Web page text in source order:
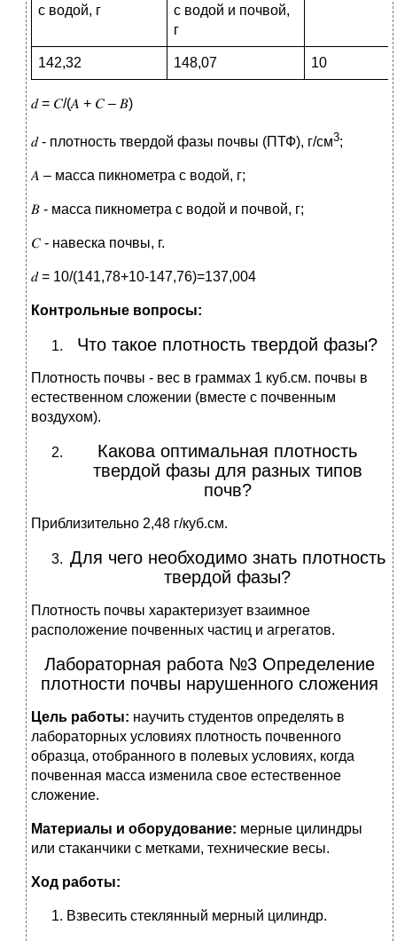
с водой, г
с водой и почвой,
г
142,32 148,07 10
𝑑 = 𝐶/(𝐴 + 𝐶 – 𝐵)
𝑑 - плотность твердой фазы почвы (ПТФ), г/см3;
𝐴 – масса пикнометра с водой, г;
𝐵 - масса пикнометра с водой и почвой, г;
𝐶 - навеска почвы, г.
𝑑 = 10/(141,78+10-147,76)=137,004
Контрольные вопросы:
Что такое плотность твердой фазы?
Плотность почвы - вес в граммах 1 куб.см. почвы в
естественном сложении (вместе с почвенным
воздухом).
Какова оптимальная плотность
твердой фазы для разных типов
почв?
Приблизительно 2,48 г/куб.см.
Для чего необходимо знать плотность
твердой фазы?
Плотность почвы характеризует взаимное
расположение почвенных частиц и агрегатов.
Лабораторная работа №3 Определение
плотности почвы нарушенного сложения
Цель работы: научить студентов определять в
лабораторных условиях плотность почвенного
образца, отобранного в полевых условиях, когда
почвенная масса изменила свое естественное
сложение.
Материалы и оборудование: мерные цилиндры
или стаканчики с метками, технические весы.
Ход работы:
Взвесить стеклянный мерный цилиндр.